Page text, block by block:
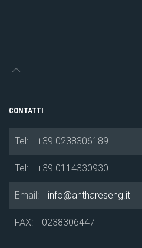
CONTATTI
Tel: +39 0238306189
Tel: +39 0114330930
Email: info@anthareseng.it
FAX: 0238306447